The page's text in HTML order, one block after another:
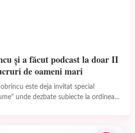
și a făcut podcast la doar II
de oameni mari
este deja invitat special
unde dezbate subiecte la ordinea